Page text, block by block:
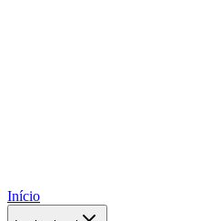
Início